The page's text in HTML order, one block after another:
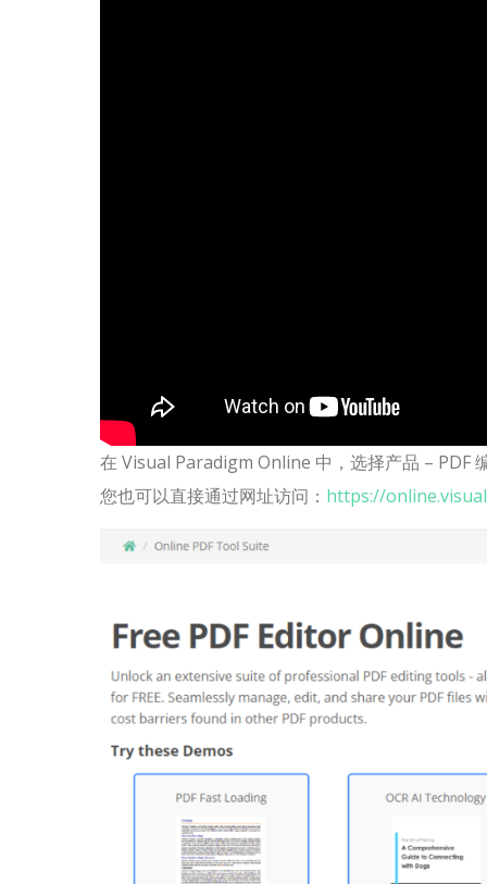
在 Visual Paradigm Online 中，选择产品 – PDF
您也可以直接通过网址访问： https://